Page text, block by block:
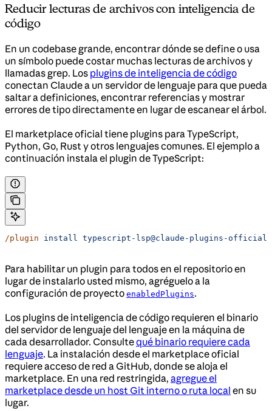
Reducir lecturas de archivos con inteligencia de
código
En un codebase grande, encontrar dónde se define o usa
un símbolo puede costar muchas lecturas de archivos y
llamadas grep. Los plugins de inteligencia de código
conectan Claude a un servidor de lenguaje para que pueda
saltar a definiciones, encontrar referencias y mostrar
errores de tipo directamente en lugar de escanear el árbol.
El marketplace oficial tiene plugins para TypeScript,
Python, Go, Rust y otros lenguajes comunes. El ejemplo a
continuación instala el plugin de TypeScript:
/plugin install typescript-lsp@claude-plugins-official
Para habilitar un plugin para todos en el repositorio en
lugar de instalarlo usted mismo, agréguelo a la
configuración de proyecto enabledPlugins.
Los plugins de inteligencia de código requieren el binario
del servidor de lenguaje del lenguaje en la máquina de
cada desarrollador. Consultequé binario requiere cada
lenguaje. La instalación desde el marketplace oficial
requiere acceso de red a GitHub, donde se aloja el
marketplace. En una red restringida, agregue el
marketplace desde un host Git interno o ruta local en su
lugar.